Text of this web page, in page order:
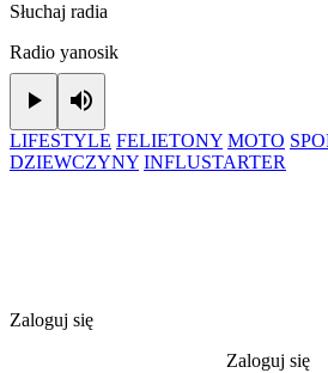
Słuchaj radia
Radio yanosik
Play
LIFESTYLE FELIETONY MOTO
DZIEWCZYNY INFLUSTARTER
Zaloguj się
Zaloguj się